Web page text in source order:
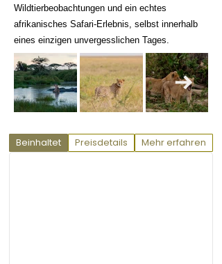
Wildtierbeobachtungen und ein echtes
afrikanisches Safari-Erlebnis, selbst innerhalb
eines einzigen unvergesslichen Tages.
Beinhaltet Preisdetails Mehr erfahren